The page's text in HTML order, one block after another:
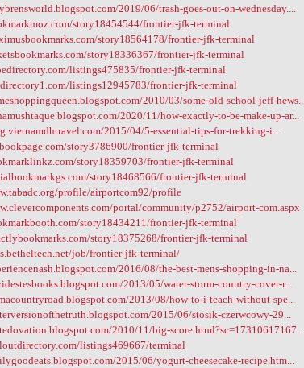
2019/06/trash-goes-out-on-wednesday....
story18454544/frontier-jfk-terminal
story18564178/frontier-jfk-terminal
story18336367/frontier-jfk-terminal
listings475835/frontier-jfk-terminal
listings12945783/frontier-jfk-terminal
2010/03/some-old-school-jeff-hews...
2020/11/how-exactly-to-be-make-up-ar...
2015/04/5-essential-tips-for-trekking-i...
story3786900/frontier-jfk-terminal
story18359703/frontier-jfk-terminal
story18468566/frontier-jfk-terminal
profile/airportcom92/profile
portal/community/p2752/airport-com.aspx
story18434211/frontier-jfk-terminal
story18375268/frontier-jfk-terminal
job/frontier-jfk-terminal/
2016/08/the-best-mens-shopping-in-na...
2013/05/water-storm-country-cover-r...
2013/08/how-to-i-teach-without-spe...
2015/06/stosik-czerwcowy-29...
2010/11/big-score.html?sc=17310617167...
listings469667/terminal
2015/06/yogurt-cheesecake-recipe.htm...